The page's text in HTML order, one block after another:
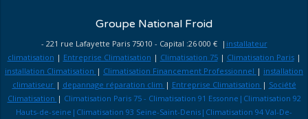
Groupe National Froid
- 221 rue Lafayette Paris 75010 - Capital :26 000 € | installateur
climatisation | Entreprise Climatisation | Climatisation 75| Climatisation Paris|
installation Climatisation | Climatisation Financement Professionnel | installation
climatiseur | depannage réparation clim | Entreprise Climatisation | Société
Climatisation | Climatisation Paris 75 - Climatisation 91 Essonne|Climatisation 92
Hauts-de-seine|Climatisation 93 Seine-Saint-Denis|Climatisation 94 Val-De-